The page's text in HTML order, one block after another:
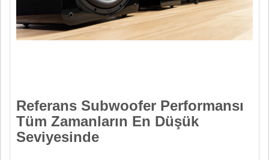
Referans Subwoofer Performansı
Tüm Zamanların En Düşük
Seviyesinde